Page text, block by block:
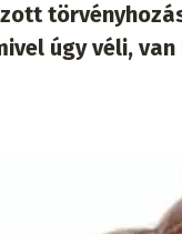
úgy véli,